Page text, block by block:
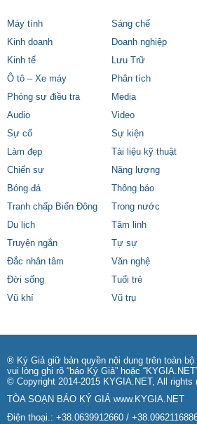
Máy tính
Sáng chế
Kinh doanh
Doanh nghiệp
Kinh tế
Lưu Trữ
Ô tô – Xe máy
Phân tích
Phóng sự điều tra
Media
Audio
Video
Sự cố
Sự kiện
Làm đẹp
Tài liệu kỹ thuật
Chiến sự
Năng lượng
Bóng đá
Thông báo
Tranh chấp Biển Đông
Trong nước
Du lịch
Tâm linh
Truyện ngắn
Tự sự
Đắc nhân tâm
Văn nghệ
Đời sống
Tuổi trẻ
Vũ khí
Vũ trụ
® Ký Giả giữ bản quyền nội dung trên toàn
vui lòng ghi rõ “báo Ký Giả” hoặc
© Copyright 2014-2015 KYGIA.NET, All rights
TÒA SOẠN BÁO KÝ GIẢ www.KYGIA.NET
Điện thoại.: +38.0639912660 /